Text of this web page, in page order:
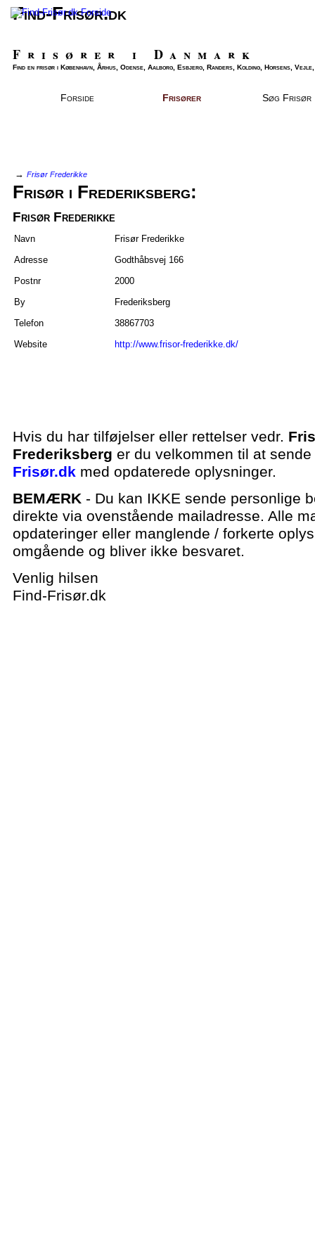
Find-Frisør.dk
Frisører i Danmark
Find en frisør i København, Århus, Odense, Aalborg, Esbjerg, Randers, Kolding, Horsens,
Forside Frisører Søg Frisør
→ Frisør Frederikke
Frisør i Frederiksberg:
Frisør Frederikke
Navn
Frisør Frederikke
Adresse
Godthåbsvej 166
Postnr
2000
By
Frederiksberg
Telefon
38867703
Website
http://www.frisor-frederikke.dk/
Hvis du har tilføjelser eller rettelser vedr.
Frederiksberg er du velkommen til at
Frisør.dk med opdaterede oplysninger.
BEMÆRK - Du kan IKKE sende personlige
direkte via ovenstående mailadresse. Alle
opdateringer eller manglende / forkerte
omgående og bliver ikke besvaret.
Venlig hilsen
Find-Frisør.dk